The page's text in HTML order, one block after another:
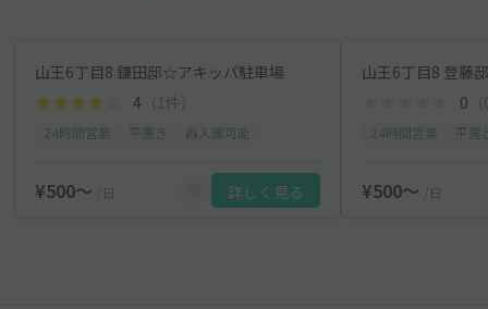
山王6丁目8 鎌田邸☆アキッパ駐車場
4 （1件）
¥500〜 /日 詳しく見る
山王6丁目8 登藤
0
¥500〜 /日